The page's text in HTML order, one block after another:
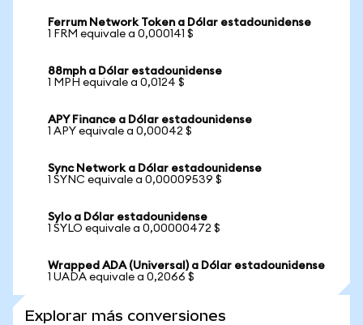
Ferrum Network Token a Dólar estadounidense
1 FRM equivale a 0,000141 $
88mph a Dólar estadounidense
1 MPH equivale a 0,0124 $
APY Finance a Dólar estadounidense
1 APY equivale a 0,00042 $
Sync Network a Dólar estadounidense
1 SYNC equivale a 0,00009539 $
Sylo a Dólar estadounidense
1 SYLO equivale a 0,00000472 $
Wrapped ADA (Universal) a Dólar estadounidense
1 UADA equivale a 0,2066 $
Explorar más conversiones